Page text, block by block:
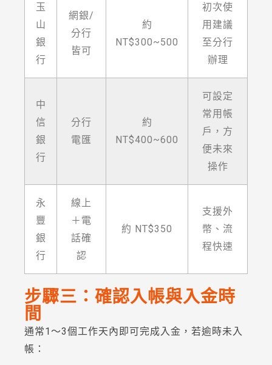
玉
山
銀
行
網銀/
分行
皆可
約
NT$300~500
初次使
用建議
至分行
辦理
中
信
銀
行
分行
電匯
約
NT$400~600
可設定
常用帳
戶，方
便未來
操作
永
豐
銀
行
線上
＋電
話確
認
約 NT$350
支援外
幣、流
程快速
步驟三：確認入帳與入金時
間
通常1～3個工作天內即可完成入金，若逾時未入
帳：